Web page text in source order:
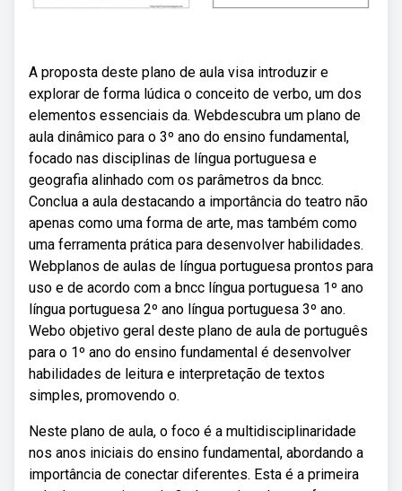
A proposta deste plano de aula visa introduzir e
explorar de forma lúdica o conceito de verbo, um dos
elementos essenciais da. Webdescubra um plano de
aula dinâmico para o 3º ano do ensino fundamental,
focado nas disciplinas de língua portuguesa e
geografia alinhado com os parâmetros da bncc.
Conclua a aula destacando a importância do teatro não
apenas como uma forma de arte, mas também como
uma ferramenta prática para desenvolver habilidades.
Webplanos de aulas de língua portuguesa prontos para
uso e de acordo com a bncc língua portuguesa 1º ano
língua portuguesa 2º ano língua portuguesa 3º ano.
Webo objetivo geral deste plano de aula de português
para o 1º ano do ensino fundamental é desenvolver
habilidades de leitura e interpretação de textos
simples, promovendo o.
Neste plano de aula, o foco é a multidisciplinaridade
nos anos iniciais do ensino fundamental, abordando a
importância de conectar diferentes. Esta é a primeira